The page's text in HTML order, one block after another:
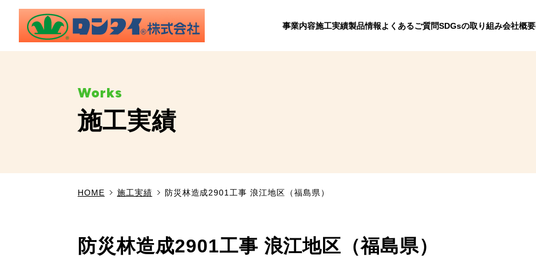
事業内容施工実績製品情報よくあるご質問SDGsの取り組み会社概要
施工実績
HOME 施工実績 防災林造成2901工事 浪江地区（福島県）
防災林造成2901工事 浪江地区（福島県）